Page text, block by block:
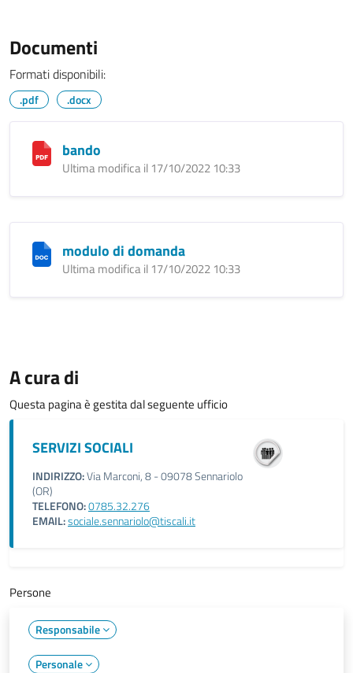
Documenti
Formati disponibili:
.pdf .docx
bando
Ultima modifica il 17/10/2022 10:33
modulo di domanda
Ultima modifica il 17/10/2022 10:33
A cura di
Questa pagina è gestita dal seguente ufficio
SERVIZI SOCIALI
INDIRIZZO:Via Marconi, 8 - 09078 Sennariolo
(OR)
TELEFONO:0785.32.276
EMAIL:sociale.sennariolo@tiscali.it
Persone
Responsabile
Personale